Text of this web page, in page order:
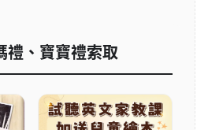
禮、寶寶禮索取